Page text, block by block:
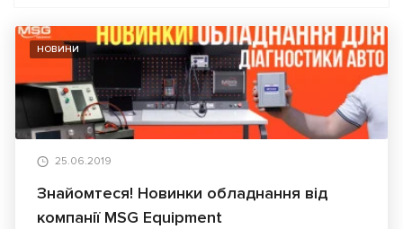
НОВИНИ
25.06.2019
Знайомтеся! Новинки обладнання від
компанії MSG Equipment